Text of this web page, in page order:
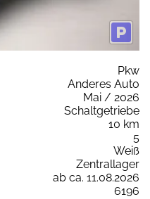
Pkw
Anderes Auto
Mai / 2026
Schaltgetriebe
10 km
5
Weiß
Zentrallager
ab ca. 11.08.2026
6196